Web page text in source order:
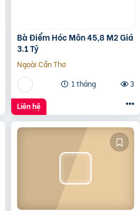
Bà Điểm Hóc Môn 45,8 M2 Giá
3.1 Tỷ
Ngoài Cần Thơ
1 tháng
3
Liên hệ